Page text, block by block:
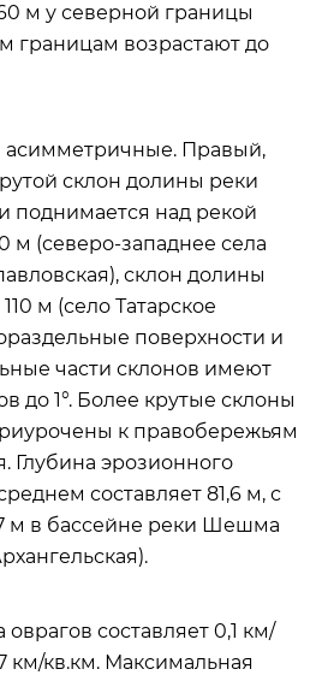
м у северной границы
границам возрастают до
Правый,
склон долины реки
над рекой
м (северо-западнее села
склон долины
м (село Татарское
поверхности и
части склонов имеют
до 1°. Более крутые склоны
к правобережьям
эрозионного
составляет 81,6 м, с
м в бассейне реки Шешма
оврагов составляет 0,1 км/
км/кв.км. Максимальная